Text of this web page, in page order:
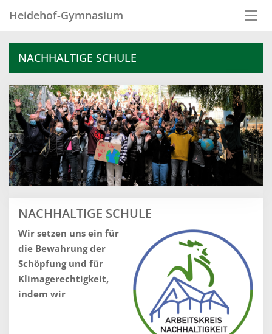
Heidehof-Gymnasium
NACHHALTIGE SCHULE
NACHHALTIGE SCHULE
Wir setzen uns ein für
die Bewahrung der
Schöpfung und für
Klimagerechtigkeit,
indem wir